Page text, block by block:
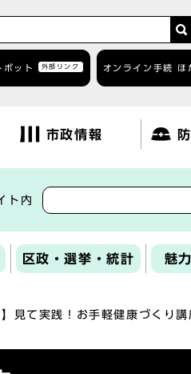
ボット 外部リンク オンライン手続 ほ
市政情報
ト内
区政・選挙・統計 魅
】見て実践！お手軽健康づくり講